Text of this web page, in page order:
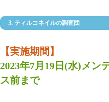
3. ティルコネイルの調査団
【実施期間】
2023年7月19日(水)メン
ス前まで